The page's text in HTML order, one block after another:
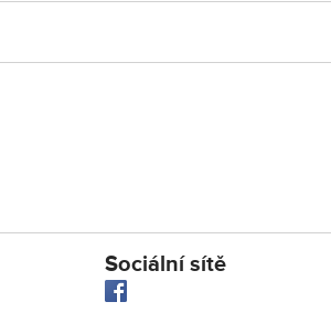
Sociální sítě